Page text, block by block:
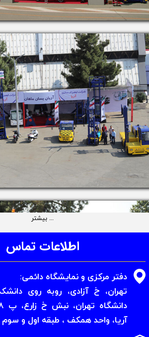
بیشتر ...
اطلاعات​​​​​​​ تماس
دفتر مرکزی و نمایشگاه دائمی:
​​​​​​​تهران، خ آزادی، روبه روی
آریا، واحد همکف ، طبقه اول و سوم